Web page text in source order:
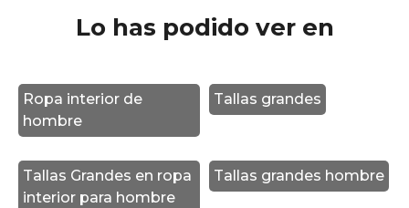
Lo has podido ver en
Ropa interior de
hombre
Tallas grandes
Tallas Grandes en ropa
interior para hombre
Tallas grandes hombre